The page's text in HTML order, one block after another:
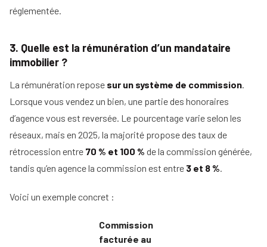
réglementée.
3. Quelle est la rémunération d’un mandataire
immobilier ?
La rémunération repose sur un système de commission.
Lorsque vous vendez un bien, une partie des honoraires
d’agence vous est reversée. Le pourcentage varie selon les
réseaux, mais en 2025, la majorité propose des taux de
rétrocession entre 70 % et 100 % de la commission générée,
tandis qu’en agence la commission est entre 3 et 8 %.
Voici un exemple concret :
Commission
facturée au